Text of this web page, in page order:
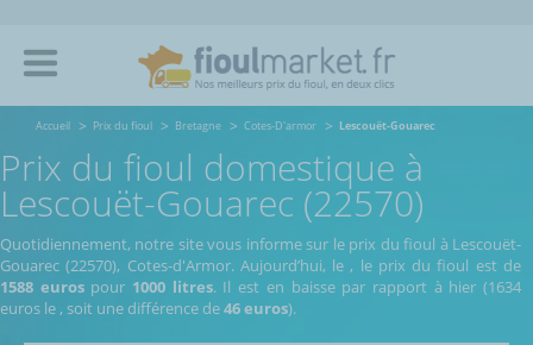
Accueil Prix du fioul Bretagne Cotes-D'armor Lescouët-Gouarec
Prix du fioul domestique à
Lescouët-Gouarec (22570)
Quotidiennement, notre site vous informe sur le prix du fioul à Lescouët-
Gouarec (22570), Cotes-d'Armor. Aujourd’hui, le , le prix du fioul est de
1588 eurospour 1000 litres. Il est en baisse par rapport à hier (1634
euros le , soit une différence de46 euros).